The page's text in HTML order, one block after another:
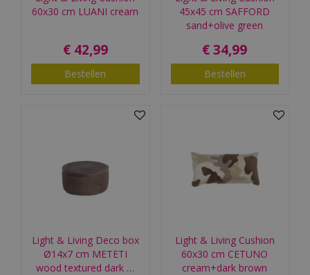
60x30 cm LUANI cream
€ 42,99
Bestellen
45x45 cm SAFFORD
sand+olive green
€ 34,99
Bestellen
Light & Living Deco box
Ø14x7 cm METETI
wood textured dark …
Light & Living Cushion
60x30 cm CETUNO
cream+dark brown